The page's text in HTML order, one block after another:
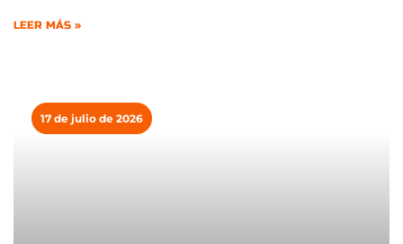
LEER MÁS »
17 de julio de 2026